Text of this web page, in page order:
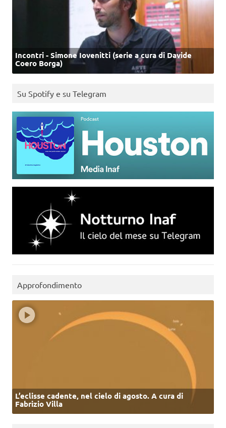
Incontri - Simone Iovenitti (serie a cura di Davide
Coero Borga)
Su Spotify e su Telegram
Approfondimento
L’eclisse cadente, nel cielo di agosto. A cura di
Fabrizio Villa